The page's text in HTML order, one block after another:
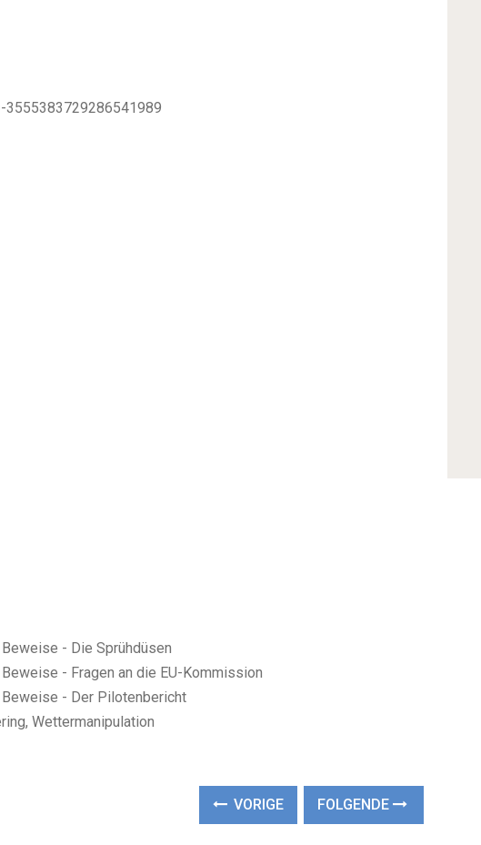
- Die Sprühdüsen
- Fragen an die EU-Kommission
- Der Pilotenbericht
Wettermanipulation
VORIGE FOLGENDE